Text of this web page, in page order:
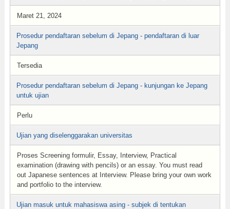
Maret 21, 2024
Prosedur pendaftaran sebelum di Jepang - pendaftaran di luar
Jepang
Tersedia
Prosedur pendaftaran sebelum di Jepang - kunjungan ke Jepang
untuk ujian
Perlu
Ujian yang diselenggarakan universitas
Proses Screening formulir, Essay, Interview, Practical
examination (drawing with pencils) or an essay. You must read
out Japanese sentences at Interview. Please bring your own work
and portfolio to the interview.
Ujian masuk untuk mahasiswa asing - subjek di tentukan